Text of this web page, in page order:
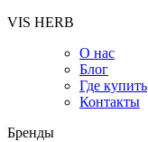
VIS HERB
О нас
Блог
Где купить
Контакты
Бренды